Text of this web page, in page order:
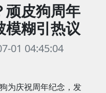
顽皮狗周年
模糊引热议
01 04:45:04
为庆祝周年纪念，发